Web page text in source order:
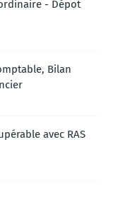
- Dépot
Bilan
avec RAS